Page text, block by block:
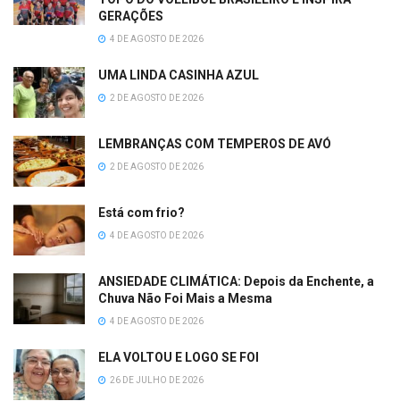
GERAÇÕES
4 DE AGOSTO DE 2026
UMA LINDA CASINHA AZUL
2 DE AGOSTO DE 2026
LEMBRANÇAS COM TEMPEROS DE AVÓ
2 DE AGOSTO DE 2026
Está com frio?
4 DE AGOSTO DE 2026
ANSIEDADE CLIMÁTICA: Depois da Enchente, a
Chuva Não Foi Mais a Mesma
4 DE AGOSTO DE 2026
ELA VOLTOU E LOGO SE FOI
26 DE JULHO DE 2026